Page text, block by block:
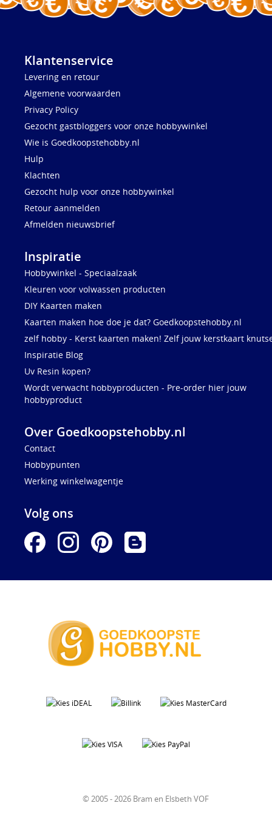
Klantenservice
Levering en retour
Algemene voorwaarden
Privacy Policy
Gezocht gastbloggers voor onze hobbywinkel
Wie is Goedkoopstehobby.nl
Hulp
Klachten
Gezocht hulp voor onze hobbywinkel
Retour aanmelden
Afmelden nieuwsbrief
Inspiratie
Hobbywinkel - Speciaalzaak
Kleuren voor volwassen producten
DIY Kaarten maken
Kaarten maken hoe doe je dat? Goedkoopstehobby.nl
zelf hobby - Kerst kaarten maken! Zelf jouw kerstkaart
Inspiratie Blog
Uv Resin kopen?
Wordt verwacht hobbyproducten - Pre-order hier jouw
hobbyproduct
Over Goedkoopstehobby.nl
Contact
Hobbypunten
Werking winkelwagentje
Volg ons
© 2005 - 2026 Bram en Elsbeth VOF